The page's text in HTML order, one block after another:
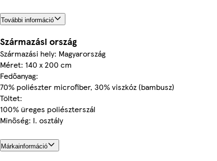
További információ
Származási ország
Származási hely: Magyarország
Méret: 140 x 200 cm
Fedőanyag:
70% poliészter microfiber, 30% viszkóz (bambusz)
Töltet:
100% üreges poliészterszál
Minőség: I. osztály
Márkainformáció